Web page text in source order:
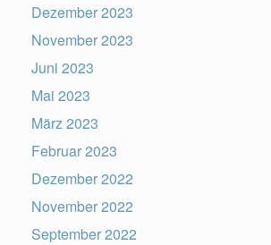
Dezember 2023
November 2023
Juni 2023
Mai 2023
März 2023
Februar 2023
Dezember 2022
November 2022
September 2022